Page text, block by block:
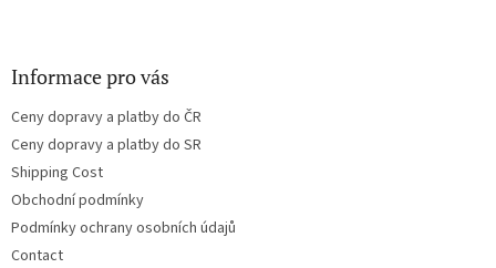
Informace pro vás
Ceny dopravy a platby do ČR
Ceny dopravy a platby do SR
Shipping Cost
Obchodní podmínky
Podmínky ochrany osobních údajů
Contact